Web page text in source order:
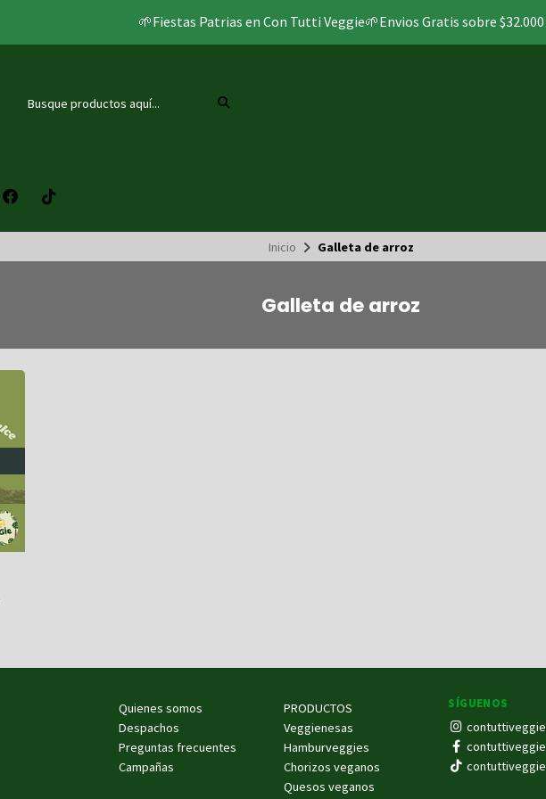
🌱Fiestas Patrias en Con Tutti Veggie🌱Envios Gratis sobre $32.000
Inicio Galleta de arroz
Galleta de arroz
Quienes somos
Despachos
Preguntas frecuentes
Campañas
PRODUCTOS
Veggienesas
Hamburveggies
Chorizos veganos
Quesos veganos
SÍGUENOS
contuttiveggie
contuttiveggie
contuttiveggie